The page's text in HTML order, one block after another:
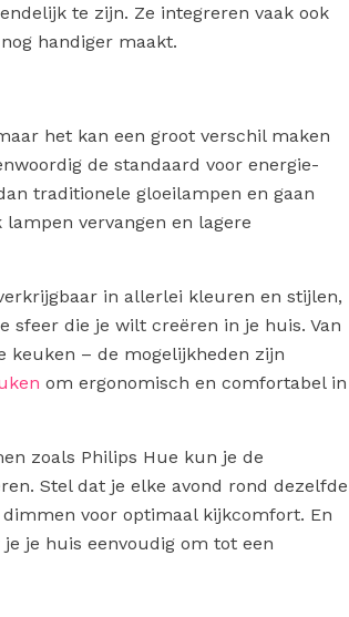
te zijn. Ze integreren vaak ook
handiger maakt.
het kan een groot verschil maken
de standaard voor energie-
traditionele gloeilampen en gaan
vervangen en lagere
in allerlei kleuren en stijlen,
sfeer die je wilt creëren in je huis. Van
– de mogelijkheden zijn
om ergonomisch en comfortabel in
zoals Philips Hue kun je de
Stel dat je elke avond rond dezelfde
voor optimaal kijkcomfort. En
je huis eenvoudig om tot een